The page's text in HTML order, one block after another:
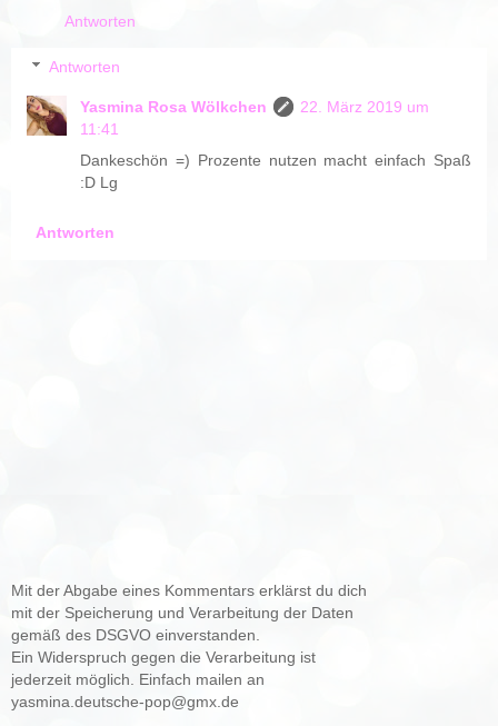
Antworten
Antworten
Yasmina Rosa Wölkchen
22. März 2019 um
11:41
Dankeschön =) Prozente nutzen macht einfach Spaß
:D Lg
Antworten
Mit der Abgabe eines Kommentars erklärst du dich
mit der Speicherung und Verarbeitung der Daten
gemäß des DSGVO einverstanden.
Ein Widerspruch gegen die Verarbeitung ist
jederzeit möglich. Einfach mailen an
yasmina.deutsche-pop@gmx.de